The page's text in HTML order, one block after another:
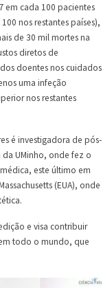
em cada 100 pacientes
nos restantes países),
de 30 mil mortes na
diretos de
doentes nos cuidados
uma infeção
nos restantes
é investigadora de pós-
UMinho, onde fez o
este último em
(EUA), onde
e visa contribuir
todo o mundo, que